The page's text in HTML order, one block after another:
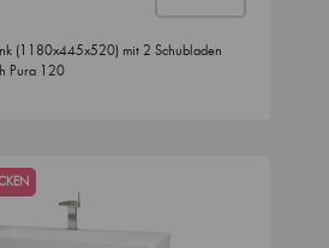
(1180x445x520) mit 2 Schubladen
Pura 120